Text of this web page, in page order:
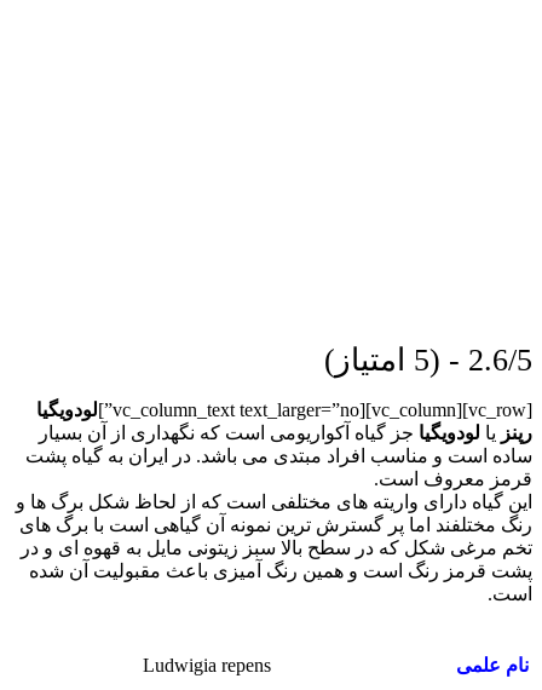
2.6/5 - (5 امتیاز)
[vc_row][vc_column][vc_column_text text_larger=”no”]
لودویگیا
رپنز یا لودویگیا جز گیاه آکواریومی است که نگهداری از آن بسیار
ساده است و مناسب افراد مبتدی می باشد. در ایران به گیاه پشت
قرمز معروف است.
این گیاه دارای واریته های مختلفی است که از لحاظ شکل برگ ها و
رنگ مختلفند اما پر گسترش ترین نمونه آن گیاهی است با برگ های
تخم مرغی شکل که در سطح بالا سبز زیتونی مایل به قهوه ای و در
پشت قرمز رنگ است و همین رنگ آمیزی باعث مقبولیت آن شده
است.
نام علمی Ludwigia repens